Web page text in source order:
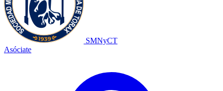
SMNyCT
Asóciate